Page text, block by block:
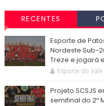
RECENTES
Esporte de
Nordeste Sub-
Treze e jogará
Esporte do Vale
Projeto SCSJS
semifinal do 2º